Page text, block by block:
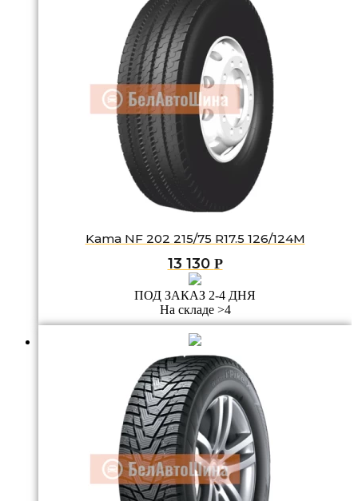
Kama NF 202 215/75 R17.5 126/124M
13 130 Р
ПОД ЗАКАЗ 2-4 ДНЯ
На складе >4